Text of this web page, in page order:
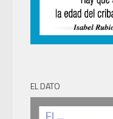
EL DATO